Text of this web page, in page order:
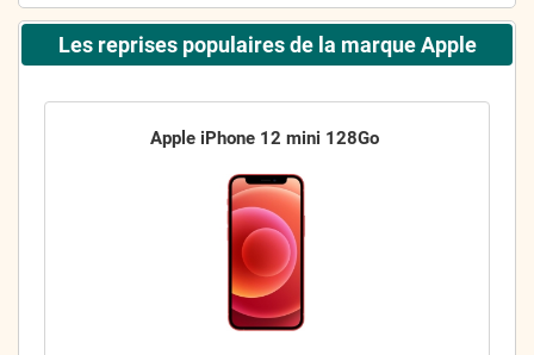
Les reprises populaires de la marque Apple
Apple iPhone 12 mini 128Go